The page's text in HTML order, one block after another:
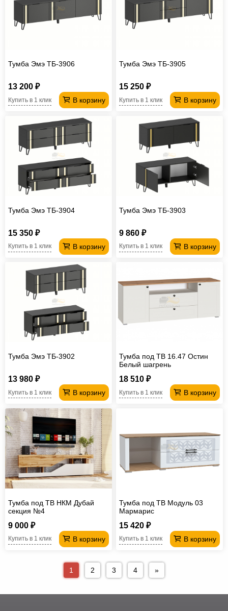
Тумба Эмэ ТБ-3906
13 200 ₽
В корзину
Купить в 1 клик
Тумба Эмэ ТБ-3905
15 250 ₽
В корзину
Купить в 1 клик
Тумба Эмэ ТБ-3904
15 350 ₽
В корзину
Купить в 1 клик
Тумба Эмэ ТБ-3903
9 860 ₽
В корзину
Купить в 1 клик
Тумба Эмэ ТБ-3902
13 980 ₽
В корзину
Купить в 1 клик
Тумба под ТВ 16.47 Остин
Белый шагрень
18 510 ₽
В корзину
Купить в 1 клик
Тумба под ТВ НКМ Дубай
секция №4
9 000 ₽
В корзину
Купить в 1 клик
Тумба под ТВ Модуль 03
Мармарис
15 420 ₽
В корзину
Купить в 1 клик
1 2 3 4 »